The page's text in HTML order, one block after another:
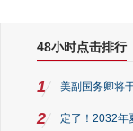
48小时点击排行
1 美副国务卿将
2 定了！2032年